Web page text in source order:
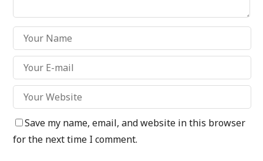
Save my name, email, and website in this browser
for the next time I comment.